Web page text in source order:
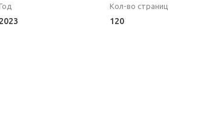
2023
Кол-во страниц
120